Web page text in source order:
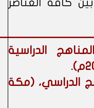
كافة العناصر
الدراسية
الدراسي، (مكة